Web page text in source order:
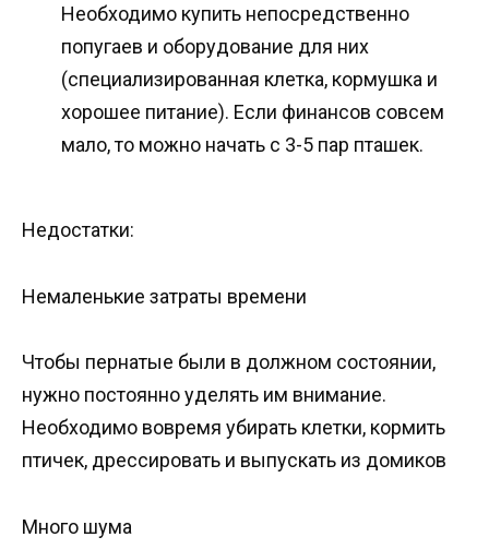
Необходимо купить непосредственно
попугаев и оборудование для них
(специализированная клетка, кормушка и
хорошее питание). Если финансов совсем
мало, то можно начать с 3-5 пар пташек.
Недостатки:
Немаленькие затраты времени
Чтобы пернатые были в должном состоянии,
нужно постоянно уделять им внимание.
Необходимо вовремя убирать клетки, кормить
птичек, дрессировать и выпускать из домиков
Много шума